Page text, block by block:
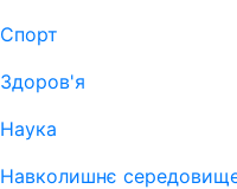
Спорт
Здоров'я
Наука
Навколишнє